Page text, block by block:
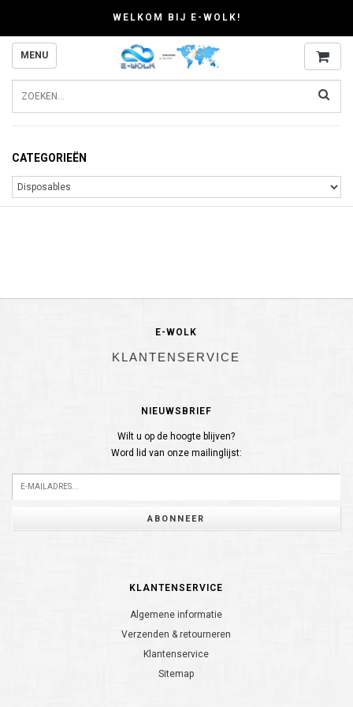
WELKOM BIJ E-WOLK!
MENU
CATEGORIEËN
E-WOLK
KLANTENSERVICE
NIEUWSBRIEF
Wilt u op de hoogte blijven?
Word lid van onze mailinglijst:
ABONNEER
KLANTENSERVICE
Algemene informatie
Verzenden & retourneren
Klantenservice
Sitemap